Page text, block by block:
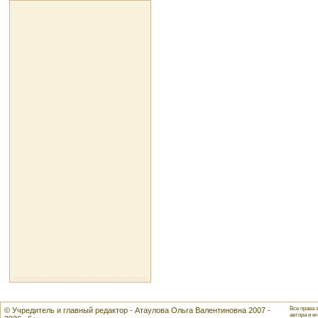
© Учредитель и главный редактор - Атаулова Ольга Валентиновна 2007 -
Все права
автора и